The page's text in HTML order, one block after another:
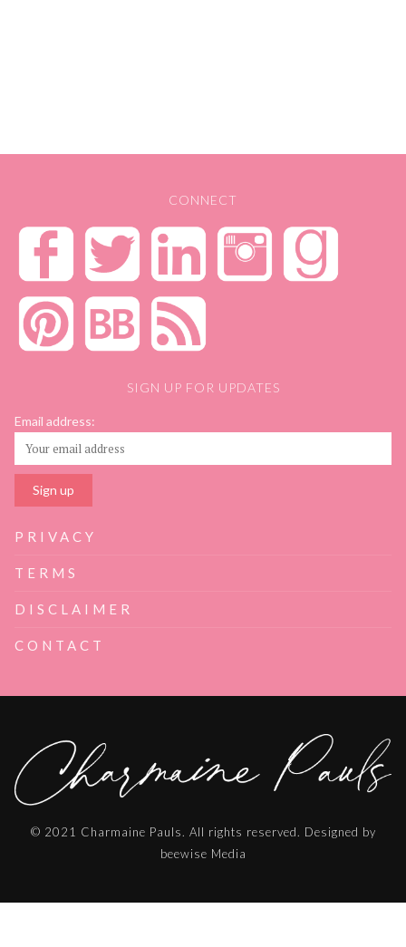
CONNECT
SIGN UP FOR UPDATES
Email address:
PRIVACY
TERMS
DISCLAIMER
CONTACT
© 2021 Charmaine Pauls. All rights reserved. Designed by
beewise Media